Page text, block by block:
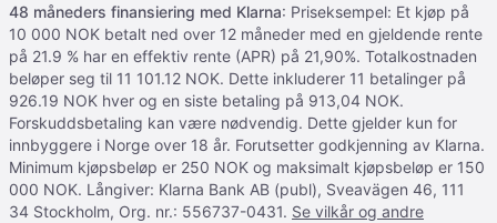
48 måneders finansiering med Klarna: Priseksempel: Et kjøp på
10 000 NOK betalt ned over 12 måneder med en gjeldende rente
på 21.9 % har en effektiv rente (APR) på 21,90%. Totalkostnaden
beløper seg til 11 101.12 NOK. Dette inkluderer 11 betalinger på
926.19 NOK hver og en siste betaling på 913,04 NOK.
Forskuddsbetaling kan være nødvendig. Dette gjelder kun for
innbyggere i Norge over 18 år. Forutsetter godkjenning av Klarna.
Minimum kjøpsbeløp er 250 NOK og maksimalt kjøpsbeløp er 150
000 NOK. Långiver: Klarna Bank AB (publ), Sveavägen 46, 111
34 Stockholm, Org. nr.: 556737-0431. Se vilkår og andre